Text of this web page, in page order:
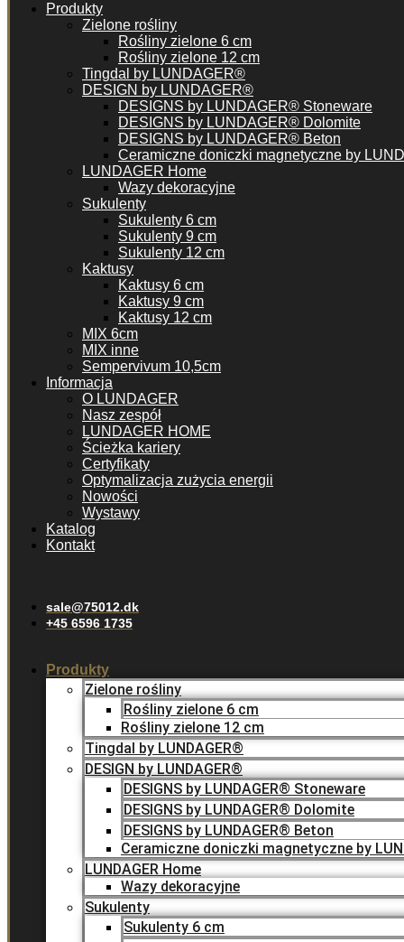
Produkty
Zielone rośliny
Rośliny zielone 6 cm
Rośliny zielone 12 cm
Tingdal by LUNDAGER®
DESIGN by LUNDAGER®
DESIGNS by LUNDAGER® Stoneware
DESIGNS by LUNDAGER® Dolomite
DESIGNS by LUNDAGER® Beton
Ceramiczne doniczki magnetyczne by
LUNDAGER Home
Wazy dekoracyjne
Sukulenty
Sukulenty 6 cm
Sukulenty 9 cm
Sukulenty 12 cm
Kaktusy
Kaktusy 6 cm
Kaktusy 9 cm
Kaktusy 12 cm
MIX 6cm
MIX inne
Sempervivum 10,5cm
Informacja
O LUNDAGER
Nasz zespół
LUNDAGER HOME
Ścieżka kariery
Certyfikaty
Optymalizacja zużycia energii
Nowości
Wystawy
Katalog
Kontakt
sale@75012.dk
+45 6596 1735
Produkty
Zielone rośliny
Rośliny zielone 6 cm
Rośliny zielone 12 cm
Tingdal by LUNDAGER®
DESIGN by LUNDAGER®
DESIGNS by LUNDAGER® Stoneware
DESIGNS by LUNDAGER® Dolomite
DESIGNS by LUNDAGER® Beton
Ceramiczne doniczki magnetyczne by
LUNDAGER Home
Wazy dekoracyjne
Sukulenty
Sukulenty 6 cm